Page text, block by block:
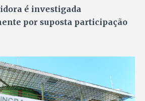
é investigada
por suposta participação